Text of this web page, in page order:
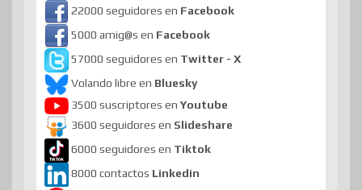
22000 seguidores en Facebook
5000 amig@s en Facebook
57000 seguidores en Twitter - X
Volando libre en Bluesky
3500 suscriptores en Youtube
3600 seguidores en Slideshare
6000 seguidores en Tiktok
8000 contactos Linkedin